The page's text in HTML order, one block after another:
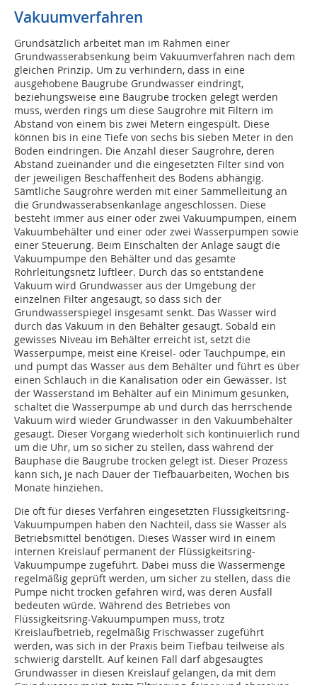
Vakuumverfahren
Grundsätzlich arbeitet man im Rahmen einer
Grundwasserabsenkung beim Vakuumverfahren nach dem
gleichen Prinzip. Um zu verhindern, dass in eine
ausgehobene Baugrube Grundwasser eindringt,
beziehungsweise eine Baugrube trocken gelegt werden
muss, werden rings um diese Saugrohre mit Filtern im
Abstand von einem bis zwei Metern eingespült. Diese
können bis in eine Tiefe von sechs bis sieben Meter in den
Boden eindringen. Die Anzahl dieser Saugrohre, deren
Abstand zueinander und die eingesetzten Filter sind von
der jeweiligen Beschaffenheit des Bodens abhängig.
Sämtliche Saugrohre werden mit einer Sammelleitung an
die Grundwasserabsenkanlage angeschlossen. Diese
besteht immer aus einer oder zwei Vakuumpumpen, einem
Vakuumbehälter und einer oder zwei Wasserpumpen sowie
einer Steuerung. Beim Einschalten der Anlage saugt die
Vakuumpumpe den Behälter und das gesamte
Rohrleitungsnetz luftleer. Durch das so entstandene
Vakuum wird Grundwasser aus der Umgebung der
einzelnen Filter angesaugt, so dass sich der
Grundwasserspiegel insgesamt senkt. Das Wasser wird
durch das Vakuum in den Behälter gesaugt. Sobald ein
gewisses Niveau im Behälter erreicht ist, setzt die
Wasserpumpe, meist eine Kreisel- oder Tauchpumpe, ein
und pumpt das Wasser aus dem Behälter und führt es über
einen Schlauch in die Kanalisation oder ein Gewässer. Ist
der Wasserstand im Behälter auf ein Minimum gesunken,
schaltet die Wasserpumpe ab und durch das herrschende
Vakuum wird wieder Grundwasser in den Vakuumbehälter
gesaugt. Dieser Vorgang wiederholt sich kontinuierlich rund
um die Uhr, um so sicher zu stellen, dass während der
Bauphase die Baugrube trocken gelegt ist. Dieser Prozess
kann sich, je nach Dauer der Tiefbauarbeiten, Wochen bis
Monate hinziehen.
Die oft für dieses Verfahren eingesetzten Flüssigkeitsring-
Vakuumpumpen haben den Nachteil, dass sie Wasser als
Betriebsmittel benötigen. Dieses Wasser wird in einem
internen Kreislauf permanent der Flüssigkeitsring-
Vakuumpumpe zugeführt. Dabei muss die Wassermenge
regelmäßig geprüft werden, um sicher zu stellen, dass die
Pumpe nicht trocken gefahren wird, was deren Ausfall
bedeuten würde. Während des Betriebes von
Flüssigkeitsring-Vakuumpumpen muss, trotz
Kreislaufbetrieb, regelmäßig Frischwasser zugeführt
werden, was sich in der Praxis beim Tiefbau teilweise als
schwierig darstellt. Auf keinen Fall darf abgesaugtes
Grundwasser in diesen Kreislauf gelangen, da mit dem